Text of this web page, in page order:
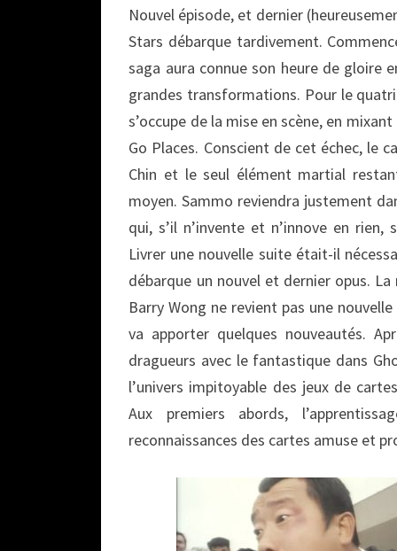
Nouvel épisode, et dernier
Stars débarque tardivement.
saga aura connue son heure de gloire
grandes transformations. Pour le
s’occupe de la mise en scène, en
Go Places. Conscient de cet échec, le
Chin et le seul élément martial
moyen. Sammo reviendra justement
qui, s’il n’invente et n’innove en
Livrer une nouvelle suite était-il
débarque un nouvel et dernier opus.
Barry Wong ne revient pas une
va apporter quelques nouveautés.
dragueurs avec le fantastique dans
l’univers impitoyable des jeux de
Aux premiers abords,
reconnaissances des cartes amuse et